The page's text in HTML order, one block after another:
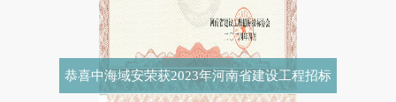
恭喜中海域安荣获2023年河南省建设工程招标